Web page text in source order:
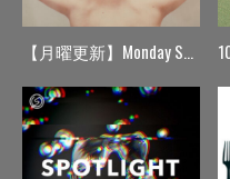
【月曜更新】Monday Spin